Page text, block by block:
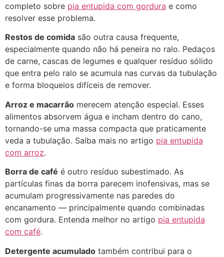
completo sobre pia entupida com gordura e como
resolver esse problema.
Restos de comida são outra causa frequente,
especialmente quando não há peneira no ralo. Pedaços
de carne, cascas de legumes e qualquer resíduo sólido
que entra pelo ralo se acumula nas curvas da tubulação
e forma bloqueios difíceis de remover.
Arroz e macarrão merecem atenção especial. Esses
alimentos absorvem água e incham dentro do cano,
tornando-se uma massa compacta que praticamente
veda a tubulação. Saiba mais no artigo pia entupida
com arroz.
Borra de café é outro resíduo subestimado. As
partículas finas da borra parecem inofensivas, mas se
acumulam progressivamente nas paredes do
encanamento — principalmente quando combinadas
com gordura. Entenda melhor no artigo pia entupida
com café.
Detergente acumulado também contribui para o